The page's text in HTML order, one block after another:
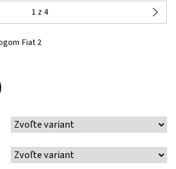
1 z 4
Fiat 2